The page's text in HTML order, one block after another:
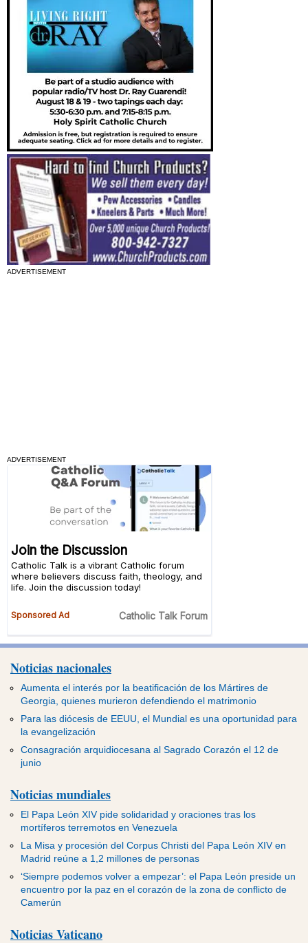
ADVERTISEMENT
ADVERTISEMENT
Noticias nacionales
Aumenta el interés por la beatificación de los Mártires de
Georgia, quienes murieron defendiendo el matrimonio
Para las diócesis de EEUU, el Mundial es una oportunidad para
la evangelización
Consagración arquidiocesana al Sagrado Corazón el 12 de
junio
Noticias mundiales
El Papa León XIV pide solidaridad y oraciones tras los
mortíferos terremotos en Venezuela
La Misa y procesión del Corpus Christi del Papa León XIV en
Madrid reúne a 1,2 millones de personas
‘Siempre podemos volver a empezar’: el Papa León preside un
encuentro por la paz en el corazón de la zona de conflicto de
Camerún
Noticias Vaticano